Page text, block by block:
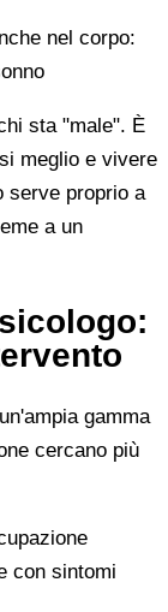
nel corpo:
sta "male". È
meglio e vivere
serve proprio a
a un
gamma
cercano più
con sintomi